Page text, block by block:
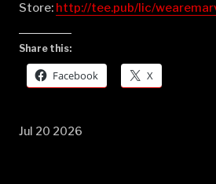
Store: ⁠⁠⁠⁠⁠⁠⁠⁠⁠⁠⁠⁠⁠⁠⁠⁠⁠⁠⁠⁠⁠⁠⁠⁠⁠⁠⁠⁠⁠⁠⁠⁠⁠⁠⁠⁠⁠⁠⁠⁠⁠⁠⁠⁠⁠⁠⁠⁠⁠⁠⁠⁠⁠⁠⁠⁠⁠⁠⁠⁠⁠⁠⁠⁠⁠⁠⁠⁠⁠⁠⁠⁠⁠⁠⁠⁠⁠http://tee.pub/lic/
Share this:
Facebook X
Jul 20 2026